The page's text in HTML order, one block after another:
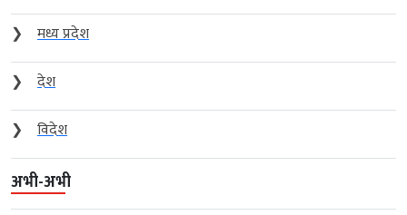
❯
मध्य प्रदेश
❯
देश
❯
विदेश
अभी-अभी